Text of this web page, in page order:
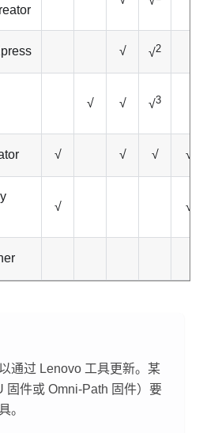
√ √2
√ √ √3
√ √ √ √
√ √
通过 Lenovo 工具更新。某
固件或 Omni-Path 固件）要
。